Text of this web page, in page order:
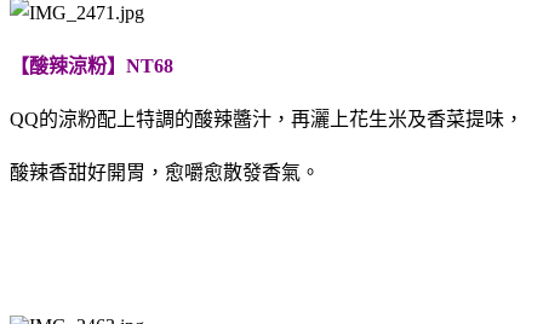
【酸辣涼粉】NT68
QQ的涼粉配上特調的酸辣醬汁，再灑上花生米及香菜提味，
酸辣香甜好開胃，愈嚼愈散發香氣。